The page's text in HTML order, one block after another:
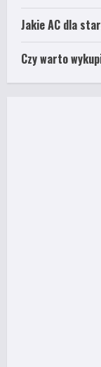
Jakie AC dla
Czy warto